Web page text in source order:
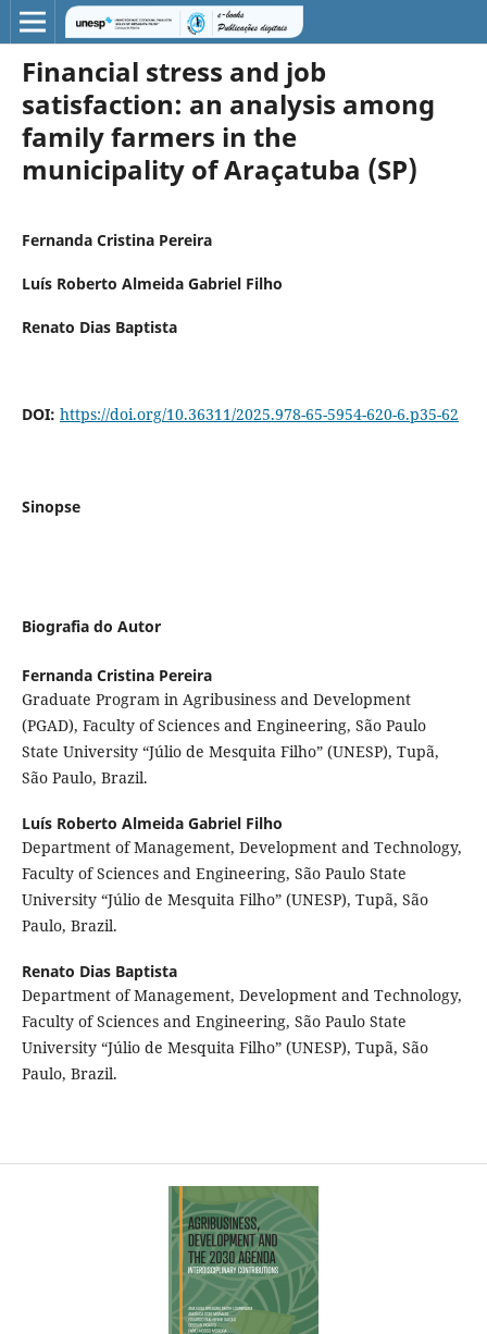
Financial stress and job
satisfaction: an analysis among
family farmers in the
municipality of Araçatuba (SP)
Fernanda Cristina Pereira
Luís Roberto Almeida Gabriel Filho
Renato Dias Baptista
DOI: https://doi.org/10.36311/2025.978-65-5954-620-6.p35-62
Sinopse
Biografia do Autor
Fernanda Cristina Pereira
Graduate Program in Agribusiness and Development
(PGAD), Faculty of Sciences and Engineering, São Paulo
State University “Júlio de Mesquita Filho” (UNESP), Tupã,
São Paulo, Brazil.
Luís Roberto Almeida Gabriel Filho
Department of Management, Development and Technology,
Faculty of Sciences and Engineering, São Paulo State
University “Júlio de Mesquita Filho” (UNESP), Tupã, São
Paulo, Brazil.
Renato Dias Baptista
Department of Management, Development and Technology,
Faculty of Sciences and Engineering, São Paulo State
University “Júlio de Mesquita Filho” (UNESP), Tupã, São
Paulo, Brazil.